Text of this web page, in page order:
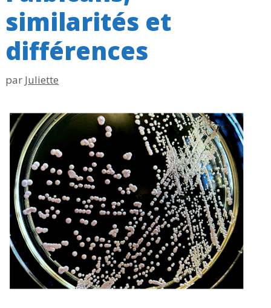
similarités et
différences
par Juliette